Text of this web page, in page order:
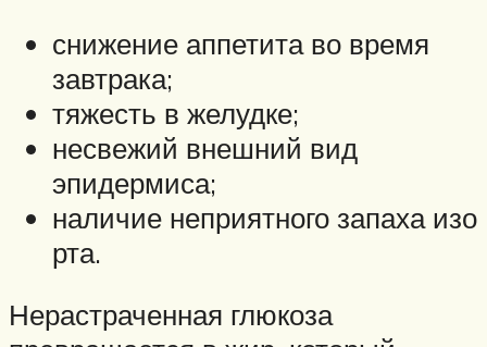
снижение аппетита во время
завтрака;
тяжесть в желудке;
несвежий внешний вид
эпидермиса;
наличие неприятного запаха изо
рта.
Нерастраченная глюкоза